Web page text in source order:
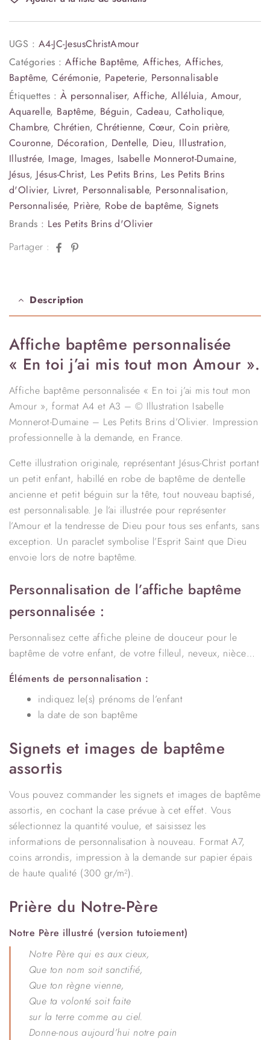
UGS : A4-JC-JesusChristAmour
Catégories :Affiche Baptême,Affiches,Affiches,
Baptême,Cérémonie, Papeterie, Personnalisable
Étiquettes :À personnaliser,Affiche, Alléluia, Amour,
Aquarelle, Baptême, Béguin, Cadeau,Catholique,
Chambre,Chrétien,Chrétienne, Cœur, Coin prière,
Couronne, Décoration, Dentelle, Dieu, Illustration,
Illustrée, Image, Images, Isabelle Monnerot-Dumaine,
Jésus, Jésus-Christ, Les Petits Brins, Les Petits Brins
d'Olivier, Livret, Personnalisable, Personnalisation,
Personnalisée, Prière, Robe de baptême,Signets
Brands : Les Petits Brins d'Olivier
Partager :
Facebook
Pinterest
Description
Affiche baptême personnalisée
« En toi j’ai mis tout mon Amour ».
Affiche baptême personnalisée « En toi j’ai mis tout mon
Amour », format A4 et A3 – © Illustration Isabelle
Monnerot-Dumaine – Les Petits Brins d’Olivier. Impression
professionnelle à la demande, en France.
Cette illustration originale, représentant Jésus-Christ portant
un petit enfant, habillé en robe de baptême de dentelle
ancienne et petit béguin sur la tête, tout nouveau baptisé,
est personnalisable. Je l’ai illustrée pour représenter
l’Amour et la tendresse de Dieu pour tous ses enfants, sans
exception. Un paraclet symbolise l’Esprit Saint que Dieu
envoie lors de notre baptême.
Personnalisation de l’affiche baptême
personnalisée :
Personnalisez cette affiche pleine de douceur pour le
baptême de votre enfant, de votre filleul, neveux, nièce…
Éléments de personnalisation :
indiquez le(s) prénoms de l’enfant
la date de son baptême
Signets et images de baptême
assortis
Vous pouvez commander les signets et images de baptême
assortis, en cochant la case prévue à cet effet. Vous
sélectionnez la quantité voulue, et saisissez les
informations de personnalisation à nouveau. Format A7,
coins arrondis, impression à la demande sur papier épais
de haute qualité (300 gr/m²).
Prière du Notre-Père
Notre Père illustré (version tutoiement)
Notre Père qui es aux cieux,
Que ton nom soit sanctifié,
Que ton règne vienne,
Que ta volonté soit faite
sur la terre comme au ciel.
Donne-nous aujourd’hui notre pain